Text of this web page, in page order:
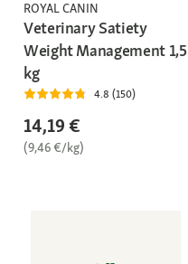
ROYAL CANIN
Veterinary Satiety
Weight Management 1,5
kg
4.8 (150)
14,19 €
(9,46 €/kg)